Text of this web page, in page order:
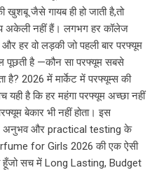
जैसे गायब ही हो जाती है,तो
अकेली नहीं हैं। लगभग हर कॉलेज
और हर वो लड़की जो पहली बार परफ्यूम
पूछती है —कौन सा परफ्यूम सबसे
है? 2026 में मार्केट में परफ्यूम्स की
यही है कि हर महंगा परफ्यूम अच्छा नहीं
बेकार भी नहीं होता। इस
अनुभव और practical testing के
for Girls 2026 की एक ऐसी
हूँजो सच में Long Lasting, Budget